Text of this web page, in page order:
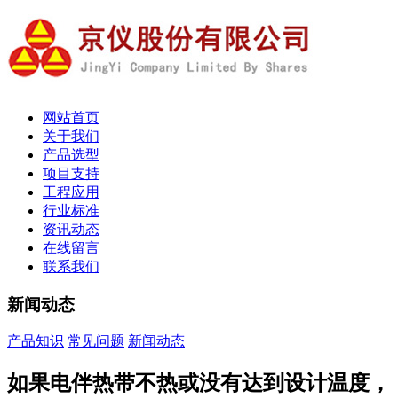
网站首页
关于我们
产品选型
项目支持
工程应用
行业标准
资讯动态
在线留言
联系我们
新闻动态
产品知识 常见问题 新闻动态
如果电伴热带不热或没有达到设计温度，